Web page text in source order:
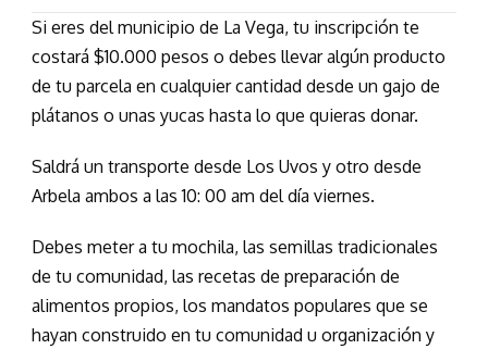
Si eres del municipio de La Vega, tu inscripción te
costará $10.000 pesos o debes llevar algún producto
de tu parcela en cualquier cantidad desde un gajo de
plátanos o unas yucas hasta lo que quieras donar.
Saldrá un transporte desde Los Uvos y otro desde
Arbela ambos a las 10: 00 am del día viernes.
Debes meter a tu mochila, las semillas tradicionales
de tu comunidad, las recetas de preparación de
alimentos propios, los mandatos populares que se
hayan construido en tu comunidad u organización y